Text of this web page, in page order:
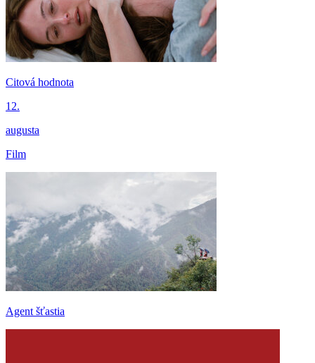
Citová hodnota
12.
augusta
Film
Agent šťastia